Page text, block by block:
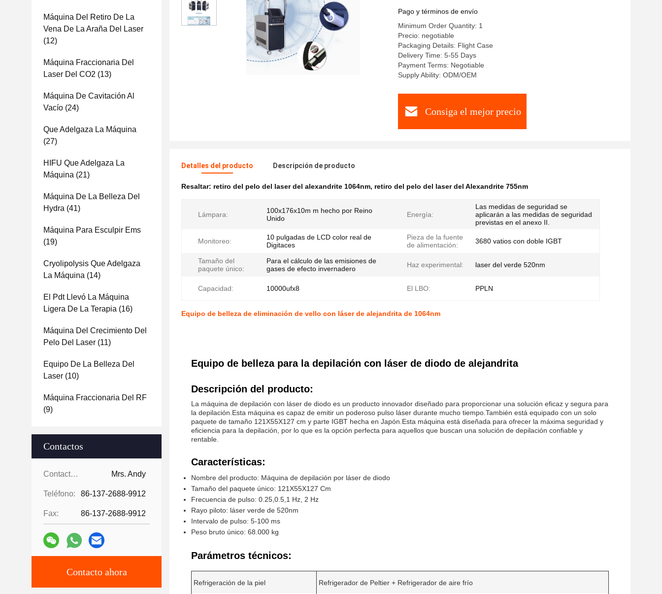
Máquina Del Retiro De La
Vena De La Araña Del Laser
(12)
Máquina Fraccionaria Del
Laser Del CO2 (13)
Máquina De Cavitación Al
Vacío (24)
Que Adelgaza La Máquina
(27)
HIFU Que Adelgaza La
Máquina (21)
Máquina De La Belleza Del
Hydra (41)
Máquina Para Esculpir Ems
(19)
Cryolipolysis Que Adelgaza
La Máquina (14)
El Pdt Llevó La Máquina
Ligera De La Terapia (16)
Máquina Del Crecimiento Del
Pelo Del Laser (11)
Equipo De La Belleza Del
Laser (10)
Máquina Fraccionaria Del RF
(9)
Contactos
Contactos: Mrs. Andy
Teléfono: 86-137-2688-9912
Fax: 86-137-2688-9912
Contacto ahora
Pago y términos de envío
Minimum Order Quantity: 1
Precio: negotiable
Packaging Details: Flight Case
Delivery Time: 5-55 Days
Payment Terms: Negotiable
Supply Ability: ODM/OEM
Consiga el mejor precio
Detalles del producto Descripción de producto
Resaltar: retiro del pelo del laser del alexandrite 1064nm, retiro del pelo del laser del Alexandrite 755nm
Lámpara:
100x176x10m m hecho por Reino
Unido
Energía:
Las medidas de seguridad se
aplicarán a las medidas de seguridad
previstas en el anexo II.
Monitoreo:
10 pulgadas de LCD color real de
Digitaces
Pieza de la fuente
de alimentación:
3680 vatios con doble IGBT
Tamaño del
paquete único:
Para el cálculo de las emisiones de
gases de efecto invernadero
Haz experimental: laser del verde 520nm
Capacidad: 10000ufx8 El LBO: PPLN
Equipo de belleza de eliminación de vello con láser de alejandrita de 1064nm
Equipo de belleza para la depilación con láser de diodo de alejandrita
Descripción del producto:
La máquina de depilación con láser de diodo es un producto innovador diseñado para proporcionar una solución eficaz y segura para
la depilación.Esta máquina es capaz de emitir un poderoso pulso láser durante mucho tiempo.También está equipado con un solo
paquete de tamaño 121X55X127 cm y parte IGBT hecha en Japón.Esta máquina está diseñada para ofrecer la máxima seguridad y
eficiencia para la depilación, por lo que es la opción perfecta para aquellos que buscan una solución de depilación confiable y
rentable.
Características:
Nombre del producto: Máquina de depilación por láser de diodo
Tamaño del paquete único: 121X55X127 Cm
Frecuencia de pulso: 0.25,0.5,1 Hz, 2 Hz
Rayo piloto: láser verde de 520nm
Intervalo de pulso: 5-100 ms
Peso bruto único: 68.000 kg
Parámetros técnicos:
Refrigeración de la piel Refrigerador de Peltier + Refrigerador de aire frío